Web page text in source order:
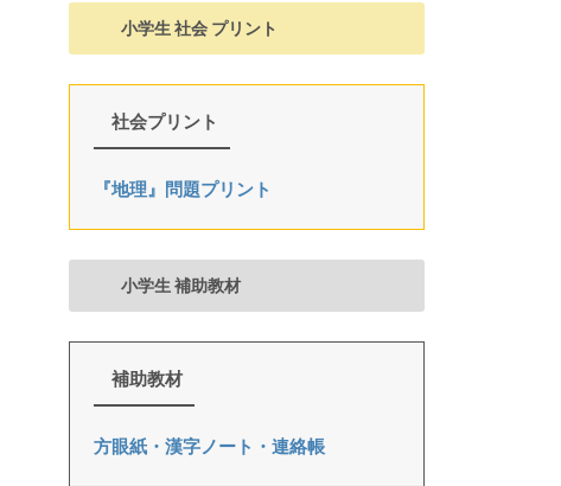
小学生 社会 プリント
社会プリント
『地理』問題プリント
小学生 補助教材
補助教材
方眼紙・漢字ノート・連絡帳